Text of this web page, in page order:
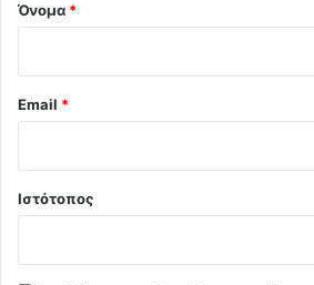
Όνομα *
Email *
Ιστότοπος